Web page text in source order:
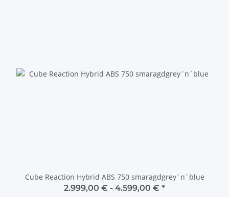
Cube Reaction Hybrid ABS 750 smaragdgrey´n´blue
2.999,00 € - 4.599,00 € *